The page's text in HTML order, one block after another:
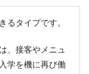
るタイプです。
、接客やメニュ
学を機に再び働